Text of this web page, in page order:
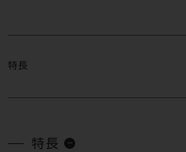
特長
特長